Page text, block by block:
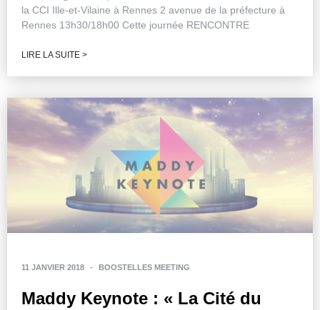
la CCI Ille-et-Vilaine à Rennes 2 avenue de la préfecture à
Rennes 13h30/18h00 Cette journée RENCONTRE
LIRE LA SUITE >
11 JANVIER 2018 - BOOSTELLES MEETING
Maddy Keynote : « La Cité du